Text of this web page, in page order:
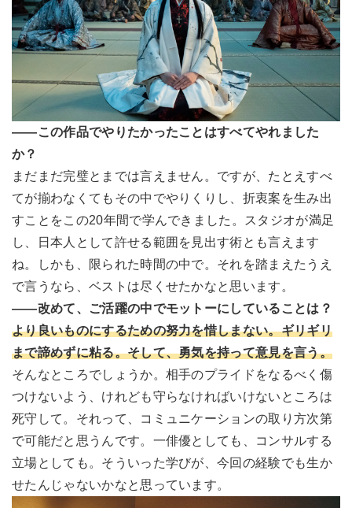
――この作品でやりたかったことはすべてやれました
か？
まだまだ完璧とまでは言えません。ですが、たとえすべ
てが揃わなくてもその中でやりくりし、折衷案を生み出
すことをこの20年間で学んできました。スタジオが満足
し、日本人として許せる範囲を見出す術とも言えます
ね。しかも、限られた時間の中で。それを踏まえたうえ
で言うなら、ベストは尽くせたかなと思います。
――改めて、ご活躍の中でモットーにしていることは？
より良いものにするための努力を惜しまない。ギリギリ
まで諦めずに粘る。そして、勇気を持って意見を言う。
そんなところでしょうか。相手のプライドをなるべく傷
つけないよう、けれども守らなければいけないところは
死守して。それって、コミュニケーションの取り方次第
で可能だと思うんです。一俳優としても、コンサルする
立場としても。そういった学びが、今回の経験でも生か
せたんじゃないかなと思っています。